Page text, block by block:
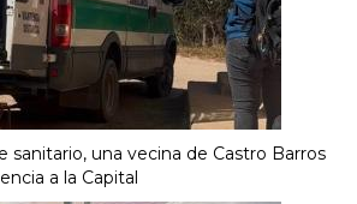
sanitario, una vecina de Castro Barros
a la Capital